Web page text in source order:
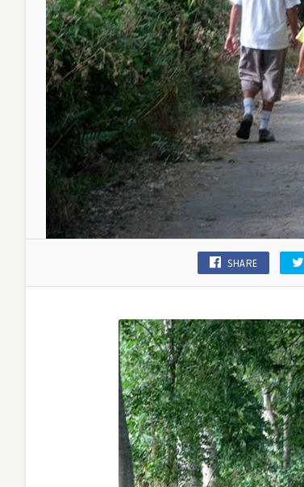
SHARE